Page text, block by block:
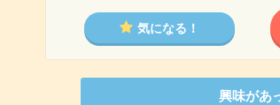
気になる！
興味があ